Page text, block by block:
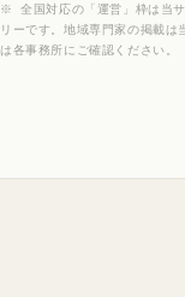
※ 全国対応の「運営」枠は当
リーです。地域専門家の掲載
は各事務所にご確認ください。